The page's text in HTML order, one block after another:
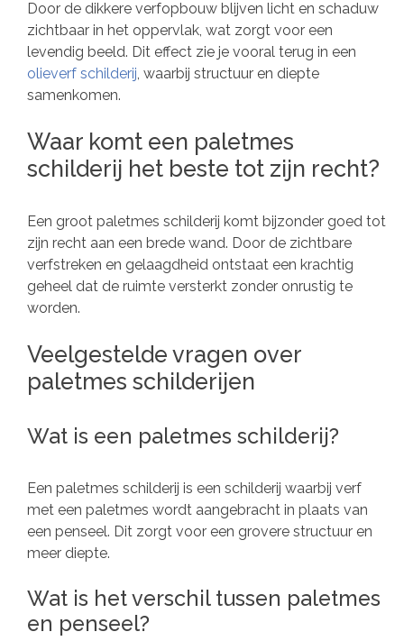
Door de dikkere verfopbouw blijven licht en schaduw
zichtbaar in het oppervlak, wat zorgt voor een
levendig beeld. Dit effect zie je vooral terug in een
olieverf schilderij, waarbij structuur en diepte
samenkomen.
Waar komt een paletmes
schilderij het beste tot zijn recht?
Een groot paletmes schilderij komt bijzonder goed tot
zijn recht aan een brede wand. Door de zichtbare
verfstreken en gelaagdheid ontstaat een krachtig
geheel dat de ruimte versterkt zonder onrustig te
worden.
Veelgestelde vragen over
paletmes schilderijen
Wat is een paletmes schilderij?
Een paletmes schilderij is een schilderij waarbij verf
met een paletmes wordt aangebracht in plaats van
een penseel. Dit zorgt voor een grovere structuur en
meer diepte.
Wat is het verschil tussen paletmes
en penseel?